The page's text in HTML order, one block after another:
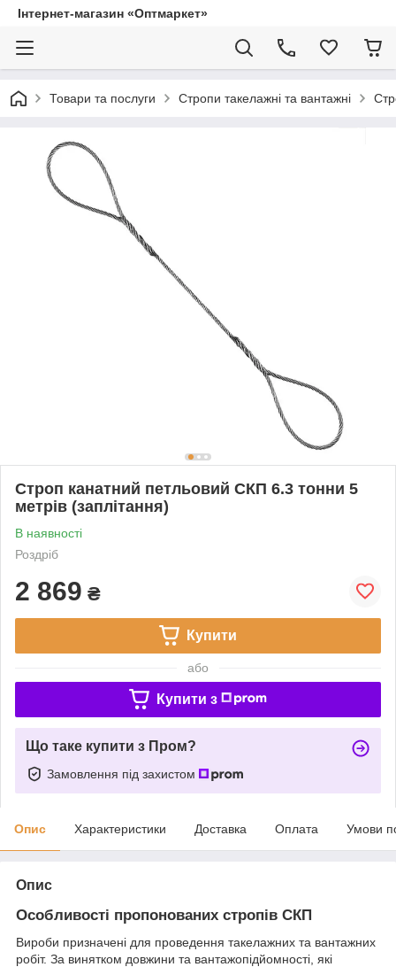
Інтернет-магазин «Оптмаркет»
Товари та послуги Стропи такелажні та вантажні
Строп канатний петльовий СКП 6.3 тонни 5
метрів (заплітання)
В наявності
Роздріб
2 869 ₴
Купити
або
Купити з
Що таке купити з Пром?
Замовлення під захистом
Опис Характеристики Доставка Оплата Умови
Опис
Особливості пропонованих стропів СКП
Вироби призначені для проведення такелажних та вантажних
робіт. За винятком довжини та вантажопідйомності, які